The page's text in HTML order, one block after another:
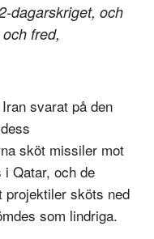
dagarskriget, och
fred,
svarat på den
sköt missiler mot
Qatar, och de
projektiler sköts ned
som lindriga.